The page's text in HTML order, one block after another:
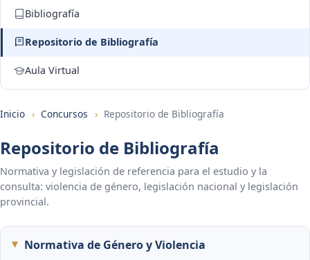
Bibliografía
Repositorio de Bibliografía
Aula Virtual
Inicio › Concursos › Repositorio de Bibliografía
Repositorio de Bibliografía
Normativa y legislación de referencia para el estudio y la
consulta: violencia de género, legislación nacional y legislación
provincial.
Normativa de Género y Violencia